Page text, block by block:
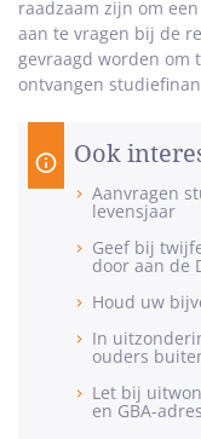
raadzaam zijn om
aan te vragen bij de
gevraagd worden om
ontvangen
Ook
Aanvragen
levensjaar
Geef bij
door aan de
Houd uw
In
ouders
Let bij
en GBA-adres